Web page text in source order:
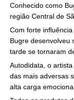
Conhecido como
região Central de
Com forte influência
Bugre desenvolveu
tarde se tornaram
Autodidata, o
das mais adversas
alta carga